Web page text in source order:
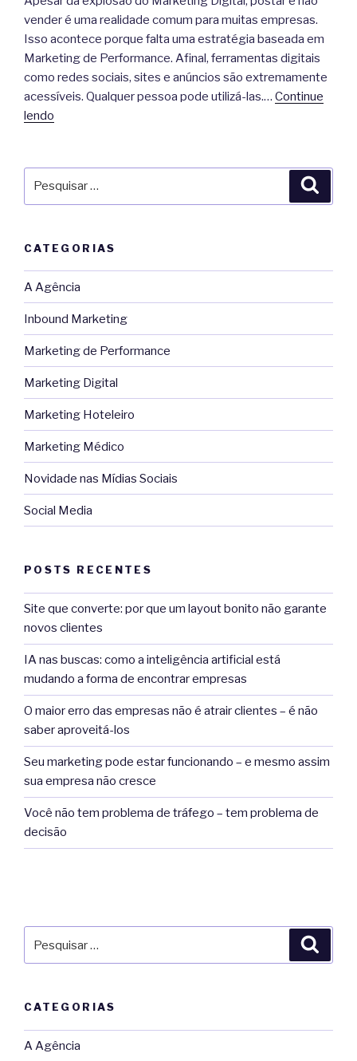
vender é uma realidade comum para muitas empresas.
Isso acontece porque falta uma estratégia baseada em
Marketing de Performance. Afinal, ferramentas digitais
como redes sociais, sites e anúncios são extremamente
acessíveis. Qualquer pessoa pode utilizá-las.… Continue
lendo
CATEGORIAS
A Agência
Inbound Marketing
Marketing de Performance
Marketing Digital
Marketing Hoteleiro
Marketing Médico
Novidade nas Mídias Sociais
Social Media
POSTS RECENTES
Site que converte: por que um layout bonito não garante
novos clientes
IA nas buscas: como a inteligência artificial está
mudando a forma de encontrar empresas
O maior erro das empresas não é atrair clientes – é não
saber aproveitá-los
Seu marketing pode estar funcionando – e mesmo assim
sua empresa não cresce
Você não tem problema de tráfego – tem problema de
decisão
por:
CATEGORIAS
A Agência